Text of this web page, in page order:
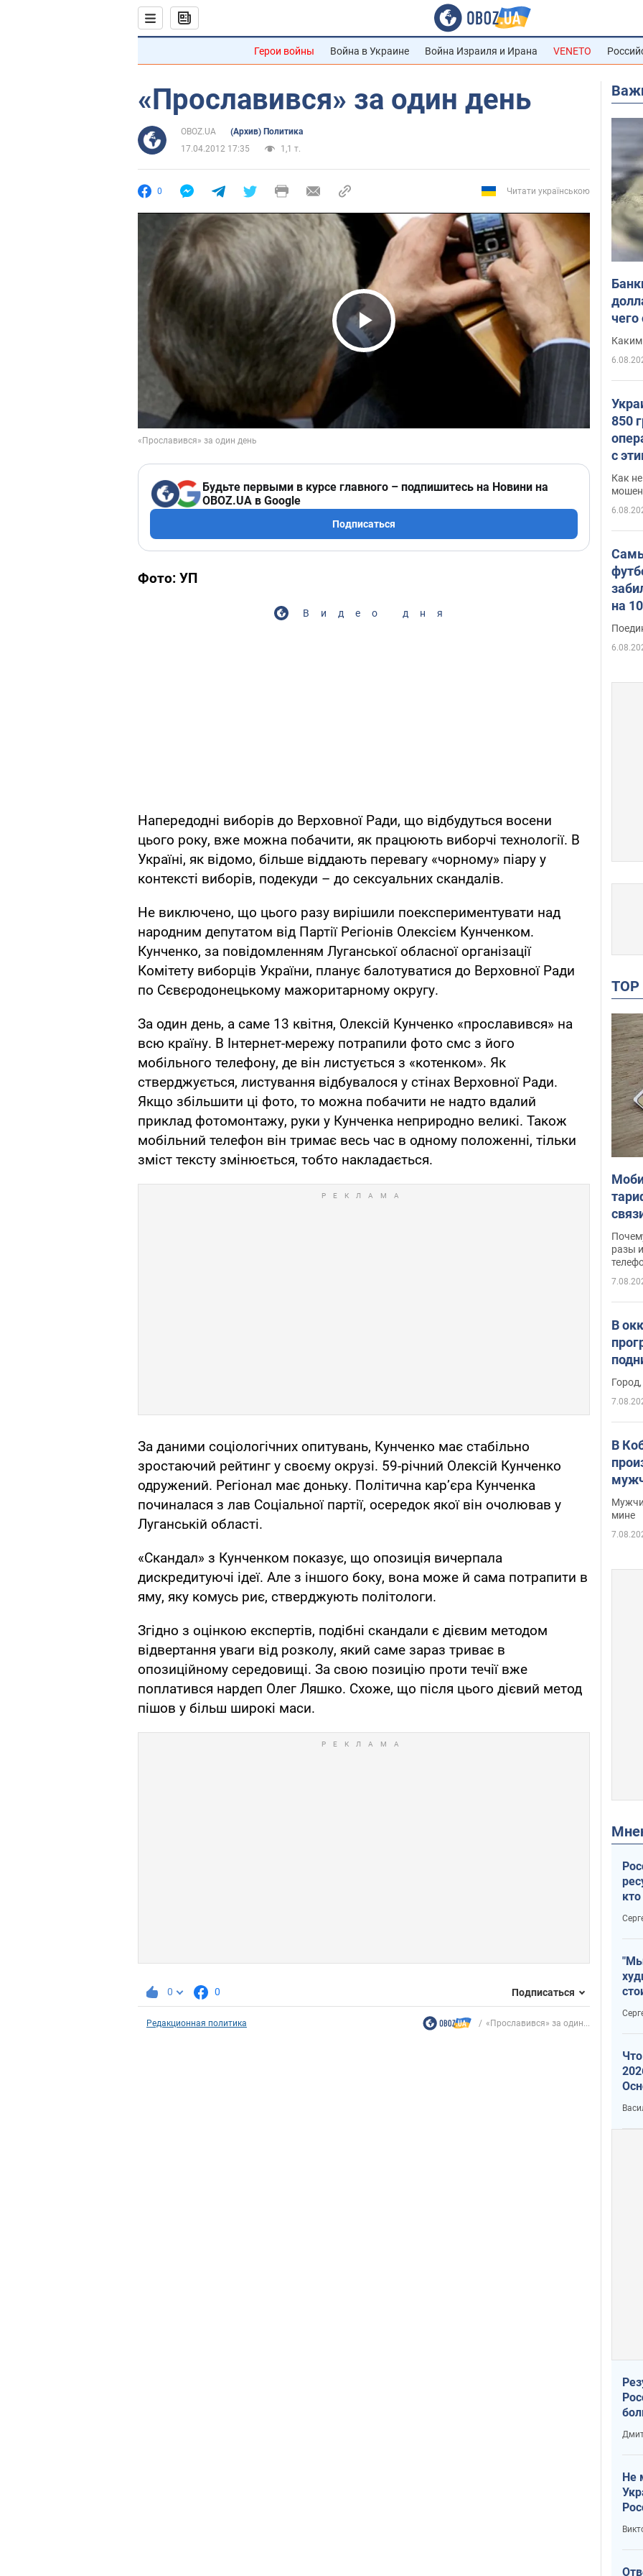
Герои войны Война в Украине Война Израиля и Ирана VENETO
«Прославився» за один день
OBOZ.UA
(Архив) Политика
17.04.2012 17:35
1,1 т.
0 Читати українською
Play Video
Будьте первыми в курсе главного – подпишитесь на Новини на
OBOZ.UA в Google
Подписаться
Фото: УП
Видео дня
Напередодні виборів до Верховної Ради, що відбудуться восени
цього року, вже можна побачити, як працюють виборчі технології. В
Україні, як відомо, більше віддають перевагу «чорному» піару у
контексті виборів, подекуди – до сексуальних скандалів.
Не виключено, що цього разу вирішили поекспериментувати над
народним депутатом від Партії Регіонів Олексієм Кунченком.
Кунченко, за повідомленням Луганської обласної організації
Комітету виборців України, планує балотуватися до Верховної Ради
по Сєвєродонецькому мажоритарному округу.
За один день, а саме 13 квітня, Олексій Кунченко «прославився» на
всю країну. В Інтернет-мережу потрапили фото смс з його
мобільного телефону, де він листується з «котенком». Як
стверджується, листування відбувалося у стінах Верховної Ради.
Якщо збільшити ці фото, то можна побачити не надто вдалий
приклад фотомонтажу, руки у Кунченка неприродно великі. Також
мобільний телефон він тримає весь час в одному положенні, тільки
зміст тексту змінюється, тобто накладається.
За даними соціологічних опитувань, Кунченко має стабільно
зростаючий рейтинг у своєму окрузі. 59-річний Олексій Кунченко
одружений. Регіонал має доньку. Політична кар’єра Кунченка
починалася з лав Соціальної партії, осередок якої він очолював у
Луганській області.
«Скандал» з Кунченком показує, що опозиція вичерпала
дискредитуючі ідеї. Але з іншого боку, вона може й сама потрапити в
яму, яку комусь риє, стверджують політологи.
Згідно з оцінкою експертів, подібні скандали є дієвим методом
відвертання уваги від розколу, який саме зараз триває в
опозиційному середовищі. За свою позицію проти течії вже
поплатився нардеп Олег Ляшко. Схоже, що після цього дієвий метод
пішов у більш широкі маси.
0 0 Подписаться
Редакционная политика «Прославився» за один...
Каким
850
с
Как
на
разы
В
В
мине
Не